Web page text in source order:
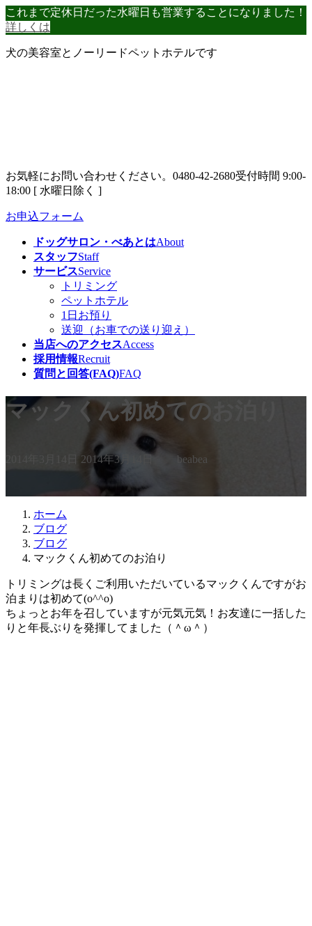
コ
ン
ン
ナ
ビ
ー
これまで定休日だった水曜日も営業することになりました！
詳しくは
犬の美容室とノーリードペットホテルです
お気軽にお問い合わせください。 0480-42-2680受付時間 9:00-
18:00 [ 水曜日除く ]
お申込フォーム
ドッグサロン・べあとはAbout
スタッフStaff
サービスService
トリミング
ペットホテル
1日お預り
送迎（お車での送り迎え）
当店へのアクセスAccess
採用情報Recruit
質問と回答(FAQ)FAQ
マックくん初めてのお泊り
終
2014年3月14日 beabea
ホーム
ブログ
ブログ
マックくん初めてのお泊り
トリミングは長くご利用いただいているマックくんですがお
泊まりは初めて(o^^o)
ちょっとお年を召していますが元気元気！お友達に一括した
りと年長ぶりを発揮してました（＾ω＾）